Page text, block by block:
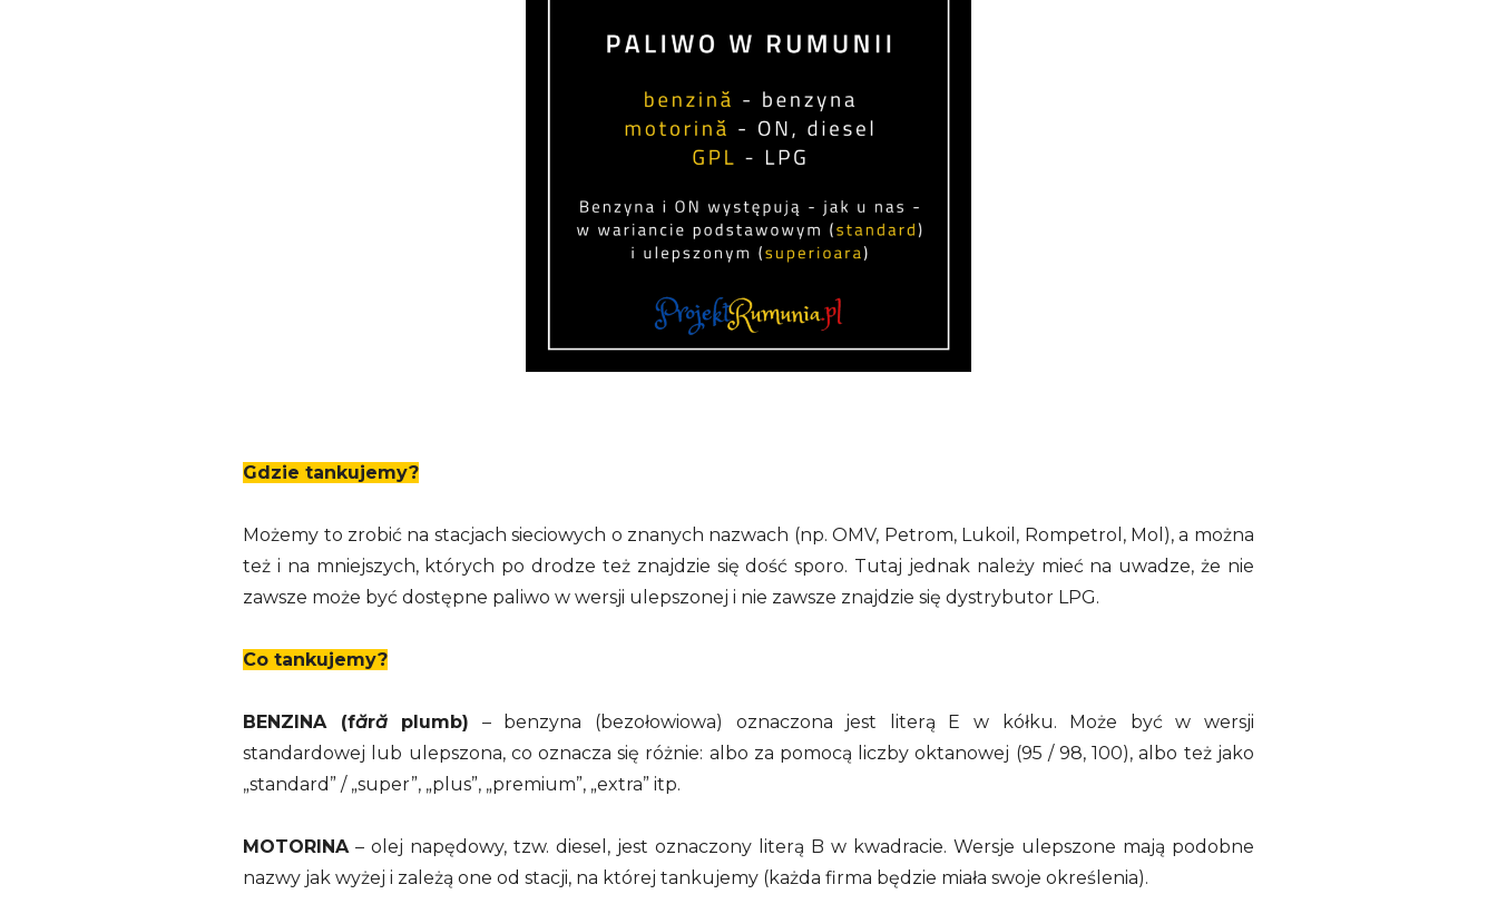
Gdzie tankujemy?
Możemy to zrobić na stacjach sieciowych o znanych nazwach (np. OMV, Petrom, Lukoil, Rompetrol, Mol), a można
też i na mniejszych, których po drodze też znajdzie się dość sporo. Tutaj jednak należy mieć na uwadze, że nie
zawsze może być dostępne paliwo w wersji ulepszonej i nie zawsze znajdzie się dystrybutor LPG.
Co tankujemy?
BENZINA (fărăplumb) – benzyna (bezołowiowa) oznaczona jest literą E w kółku. Może być w wersji
standardowej lub ulepszona, co oznacza się różnie: albo za pomocą liczby oktanowej (95 / 98, 100), albo też jako
„standard” / „super”, „plus”, „premium”, „extra” itp.
MOTORINA– olej napędowy, tzw. diesel, jest oznaczony literą B w kwadracie. Wersje ulepszone mają podobne
nazwy jak wyżej i zależą one od stacji, na której tankujemy (każda firma będzie miała swoje określenia).